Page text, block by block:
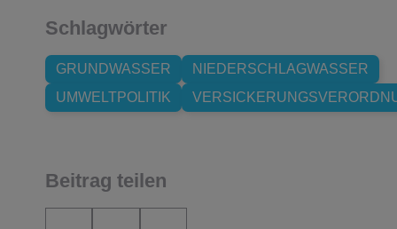
Schlagwörter
GRUNDWASSER
NIEDERSCHLAGWASSER
UMWELTPOLITIK
Beitrag teilen